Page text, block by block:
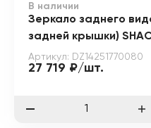
В наличии
Зеркало заднего
задней крышки)
Артикул: DZ14251770080
27 719 ₽/шт.